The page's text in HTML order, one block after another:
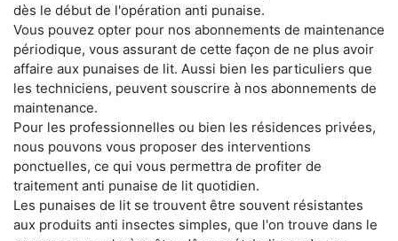
dès le début de l'opération anti punaise.
Vous pouvez opter pour nos abonnements de maintenance
périodique, vous assurant de cette façon de ne plus avoir
affaire aux punaises de lit. Aussi bien les particuliers que
les techniciens, peuvent souscrire à nos abonnements de
maintenance.
Pour les professionnelles ou bien les résidences privées,
nous pouvons vous proposer des interventions
ponctuelles, ce qui vous permettra de profiter de
traitement anti punaise de lit quotidien.
Les punaises de lit se trouvent être souvent résistantes
aux produits anti insectes simples, que l'on trouve dans le